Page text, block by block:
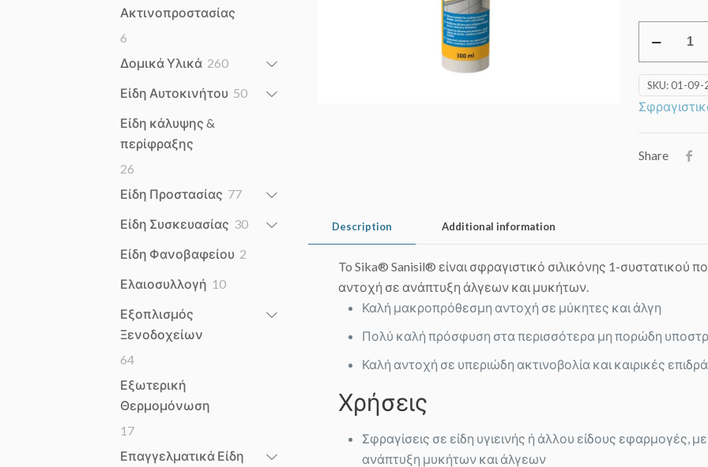
300
ml
quantity
SKU:01-09-
Share
Description Additional information
To Sika® Sanisil® είναι σφραγιστικό σιλικόνης 1-συστατικού
αντοχή σε ανάπτυξη άλγεων και μυκήτων.
Καλή μακροπρόθεσμη αντοχή σε μύκητες και άλγη
Πολύ καλή πρόσφυση στα περισσότερα μη πορώδη
Καλή αντοχή σε υπεριώδη ακτινοβολία και καιρικές
Χρήσεις
Σφραγίσεις σε είδη υγιεινής ή άλλου είδους εφαρμογές,
ανάπτυξη μυκήτων και άλγεων
Ακτινοπροστασίας
6
products
Δομικά Υλικά 260260
Είδη Αυτοκινήτου 5050
Είδη κάλυψης &
περίφραξης
26
products
Είδη Προστασίας 7777
Είδη Συσκευασίας 3030
Είδη Φανοβαφείου 2
Ελαιοσυλλογή 1010
Εξοπλισμός
Ξενοδοχείων
6464
products
Εξωτερική
Θερμομόνωση
1717
products
Επαγγελματικά Είδη